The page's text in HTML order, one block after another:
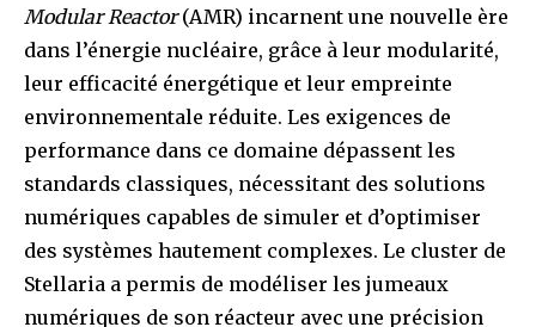
Modular Reactor(AMR) incarnent une nouvelle ère
dans l’énergie nucléaire, grâce à leur modularité,
leur efficacité énergétique et leur empreinte
environnementale réduite. Les exigences de
performance dans ce domaine dépassent les
standards classiques, nécessitant des solutions
numériques capables de simuler et d’optimiser
des systèmes hautement complexes. Le cluster de
Stellaria a permis de modéliser les jumeaux
numériques de son réacteur avec une précision